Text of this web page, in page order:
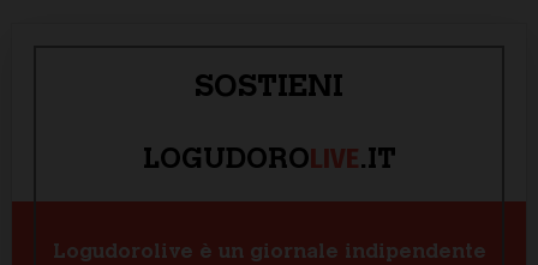
SOSTIENI
LOGUDOROLIVE.IT
Logudorolive è un giornale indipendente